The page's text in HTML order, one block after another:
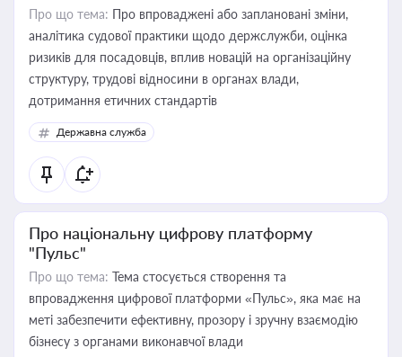
Про що тема: Про впроваджені або заплановані зміни,
аналітика судової практики щодо держслужби, оцінка
ризиків для посадовців, вплив новацій на організаційну
структуру, трудові відносини в органах влади,
дотримання етичних стандартів
Державна служба
Про національну цифрову платформу
"Пульс"
Про що тема: Тема стосується створення та
впровадження цифрової платформи «Пульс», яка має на
меті забезпечити ефективну, прозору і зручну взаємодію
бізнесу з органами виконавчої влади